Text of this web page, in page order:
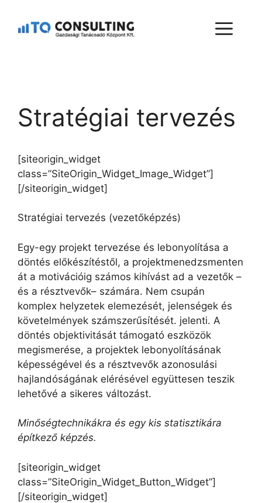
Stratégiai tervezés
[siteorigin_widget
class=”SiteOrigin_Widget_Image_Widget”]
[/siteorigin_widget]
Stratégiai tervezés (vezetőképzés)
Egy-egy projekt tervezése és lebonyolítása a
döntés előkészítéstől, a projektmenedzsmenten
át a motivációig számos kihívást ad a vezetők –
és a résztvevők– számára. Nem csupán
komplex helyzetek elemezését, jelenségek és
követelmények számszerűsítését. jelenti. A
döntés objektivitását támogató eszközök
megismerése, a projektek lebonyolításának
képességével és a résztvevők azonosulási
hajlandóságának elérésével együttesen teszik
lehetővé a sikeres változást.
Minőségtechnikákra és egy kis statisztikára
építkező képzés.
[siteorigin_widget
class=”SiteOrigin_Widget_Button_Widget”]
[/siteorigin_widget]